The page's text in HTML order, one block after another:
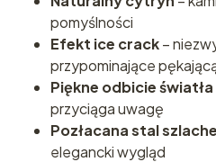
pomyślności
Efekt ice crack–
przypominające
Piękne odbicie światła
przyciąga uwagę
Pozłacana stal
elegancki wygląd